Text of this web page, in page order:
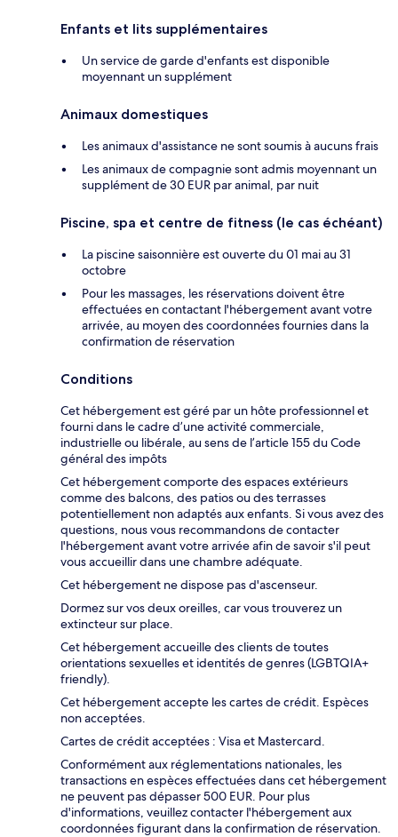
Enfants et lits supplémentaires
Un service de garde d'enfants est disponible
moyennant un supplément
Animaux domestiques
Les animaux d'assistance ne sont soumis à aucuns frais
Les animaux de compagnie sont admis moyennant un
supplément de 30 EUR par animal, par nuit
Piscine, spa et centre de fitness (le cas échéant)
La piscine saisonnière est ouverte du 01 mai au 31
octobre
Pour les massages, les réservations doivent être
effectuées en contactant l'hébergement avant votre
arrivée, au moyen des coordonnées fournies dans la
confirmation de réservation
Conditions
Cet hébergement est géré par un hôte professionnel et
fourni dans le cadre d’une activité commerciale,
industrielle ou libérale, au sens de l’article 155 du Code
général des impôts
Cet hébergement comporte des espaces extérieurs
comme des balcons, des patios ou des terrasses
potentiellement non adaptés aux enfants. Si vous avez des
questions, nous vous recommandons de contacter
l'hébergement avant votre arrivée afin de savoir s'il peut
vous accueillir dans une chambre adéquate.
Cet hébergement ne dispose pas d'ascenseur.
Dormez sur vos deux oreilles, car vous trouverez un
extincteur sur place.
Cet hébergement accueille des clients de toutes
orientations sexuelles et identités de genres (LGBTQIA+
friendly).
Cet hébergement accepte les cartes de crédit. Espèces
non acceptées.
Cartes de crédit acceptées : Visa et Mastercard.
Conformément aux réglementations nationales, les
transactions en espèces effectuées dans cet hébergement
ne peuvent pas dépasser 500 EUR. Pour plus
d'informations, veuillez contacter l'hébergement aux
coordonnées figurant dans la confirmation de réservation.